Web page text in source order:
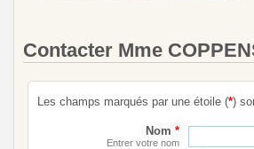
Contacter Mme
Les champs marqués par une étoile (*)
Nom *
Entrer votre nom